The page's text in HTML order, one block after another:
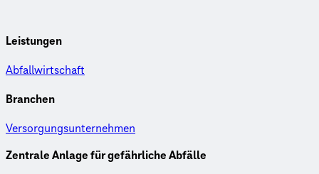
Leistungen
Abfallwirtschaft
Branchen
Versorgungsunternehmen
Zentrale Anlage für gefährliche Abfälle